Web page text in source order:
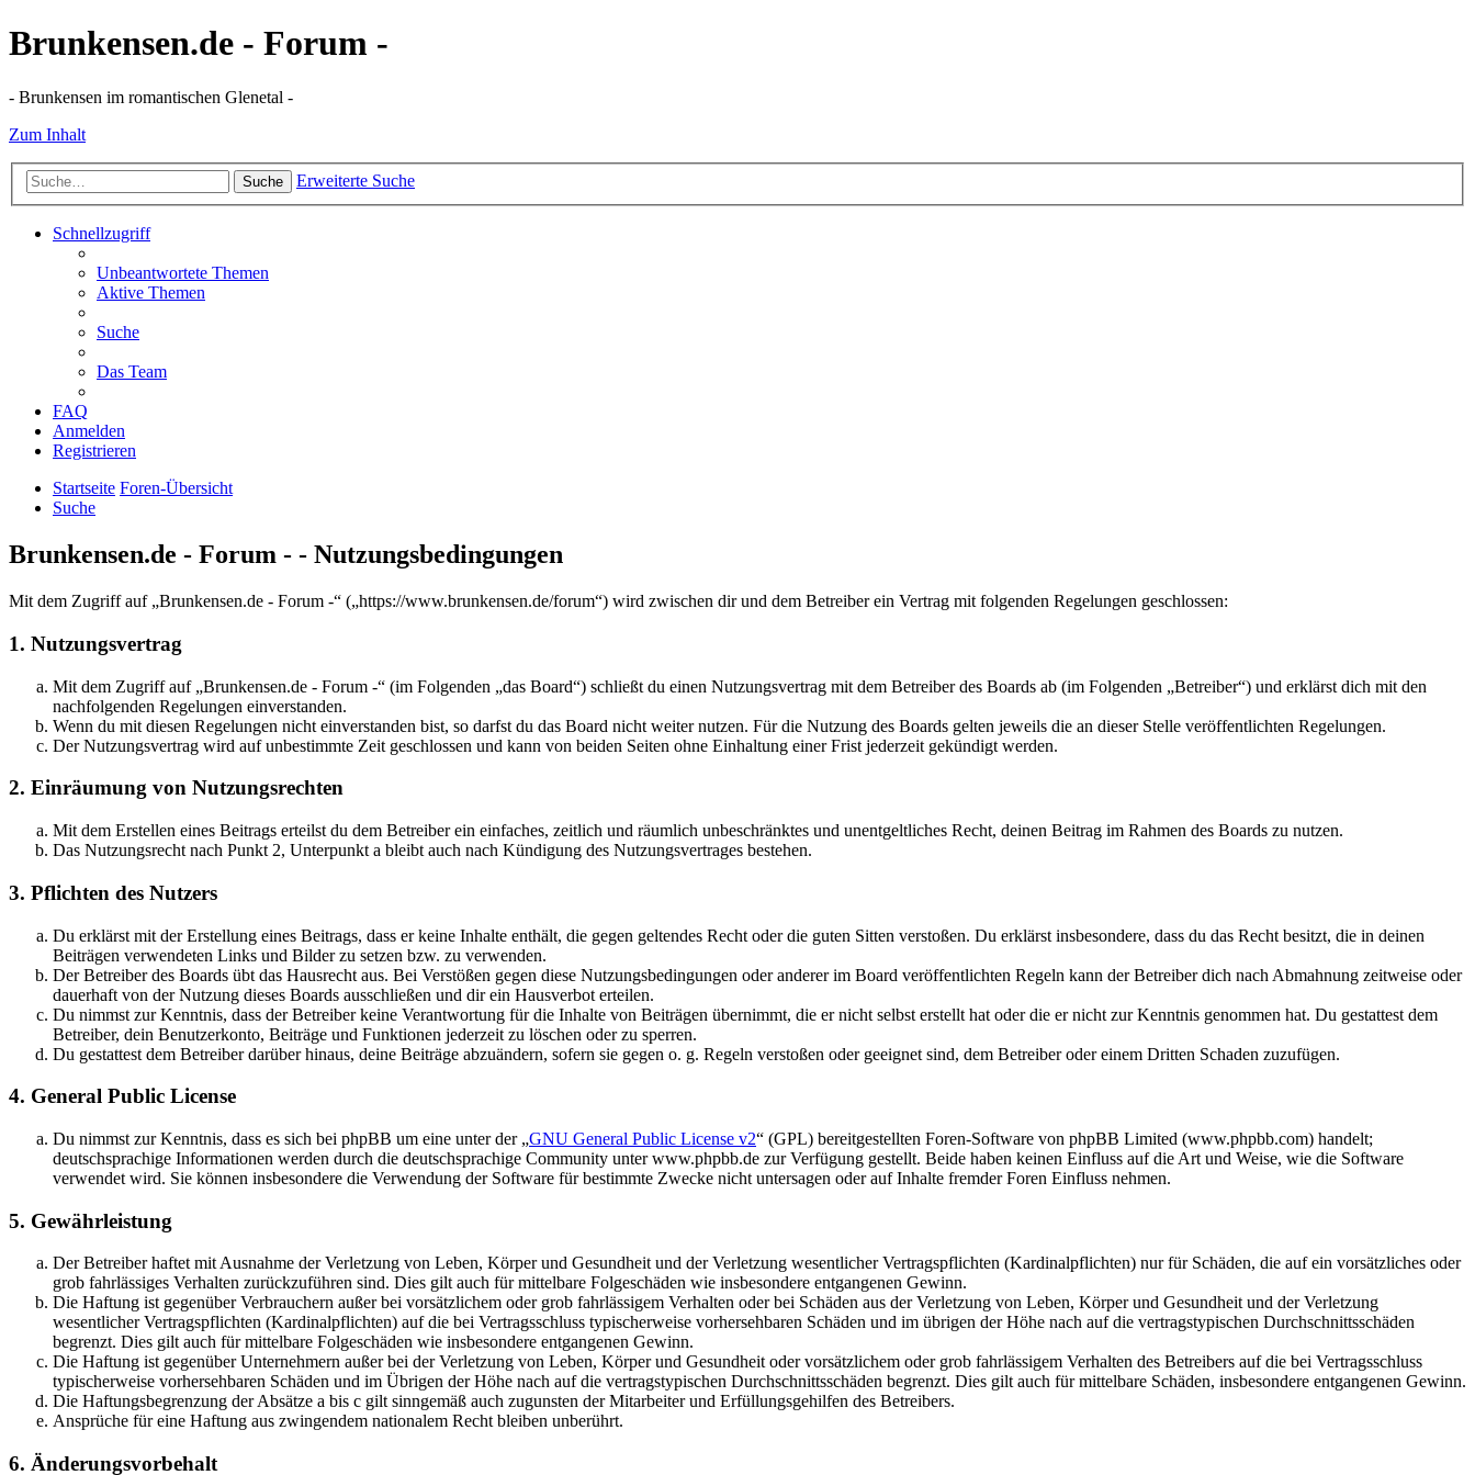
Brunkensen.de - Forum -
- Brunkensen im romantischen Glenetal -
Zum Inhalt
Suche Erweiterte Suche
Schnellzugriff
Unbeantwortete Themen
Aktive Themen
Suche
Das Team
FAQ
Anmelden
Registrieren
Startseite Foren-Übersicht
Suche
Brunkensen.de - Forum - - Nutzungsbedingungen
Mit dem Zugriff auf „Brunkensen.de - Forum -“ („https://www.brunkensen.de/forum“) wird zwischen dir und dem Betreiber ein Vertrag mit folgenden Regelungen geschlossen:
1. Nutzungsvertrag
Mit dem Zugriff auf „Brunkensen.de - Forum -“ (im Folgenden „das Board“) schließt du einen Nutzungsvertrag mit dem Betreiber des Boards ab (im Folgenden „Betreiber“) und erklärst dich mit den
nachfolgenden Regelungen einverstanden.
Wenn du mit diesen Regelungen nicht einverstanden bist, so darfst du das Board nicht weiter nutzen. Für die Nutzung des Boards gelten jeweils die an dieser Stelle veröffentlichten Regelungen.
Der Nutzungsvertrag wird auf unbestimmte Zeit geschlossen und kann von beiden Seiten ohne Einhaltung einer Frist jederzeit gekündigt werden.
2. Einräumung von Nutzungsrechten
Mit dem Erstellen eines Beitrags erteilst du dem Betreiber ein einfaches, zeitlich und räumlich unbeschränktes und unentgeltliches Recht, deinen Beitrag im Rahmen des Boards zu nutzen.
Das Nutzungsrecht nach Punkt 2, Unterpunkt a bleibt auch nach Kündigung des Nutzungsvertrages bestehen.
3. Pflichten des Nutzers
Du erklärst mit der Erstellung eines Beitrags, dass er keine Inhalte enthält, die gegen geltendes Recht oder die guten Sitten verstoßen. Du erklärst insbesondere, dass du das Recht besitzt, die in deinen
Beiträgen verwendeten Links und Bilder zu setzen bzw. zu verwenden.
Der Betreiber des Boards übt das Hausrecht aus. Bei Verstößen gegen diese Nutzungsbedingungen oder anderer im Board veröffentlichten Regeln kann der Betreiber dich nach Abmahnung zeitweise oder
dauerhaft von der Nutzung dieses Boards ausschließen und dir ein Hausverbot erteilen.
Du nimmst zur Kenntnis, dass der Betreiber keine Verantwortung für die Inhalte von Beiträgen übernimmt, die er nicht selbst erstellt hat oder die er nicht zur Kenntnis genommen hat. Du gestattest dem
Betreiber, dein Benutzerkonto, Beiträge und Funktionen jederzeit zu löschen oder zu sperren.
Du gestattest dem Betreiber darüber hinaus, deine Beiträge abzuändern, sofern sie gegen o. g. Regeln verstoßen oder geeignet sind, dem Betreiber oder einem Dritten Schaden zuzufügen.
4. General Public License
Du nimmst zur Kenntnis, dass es sich bei phpBB um eine unter der „GNU General Public License v2“ (GPL) bereitgestellten Foren-Software von phpBB Limited (www.phpbb.com) handelt;
deutschsprachige Informationen werden durch die deutschsprachige Community unter www.phpbb.de zur Verfügung gestellt. Beide haben keinen Einfluss auf die Art und Weise, wie die Software
verwendet wird. Sie können insbesondere die Verwendung der Software für bestimmte Zwecke nicht untersagen oder auf Inhalte fremder Foren Einfluss nehmen.
5. Gewährleistung
Der Betreiber haftet mit Ausnahme der Verletzung von Leben, Körper und Gesundheit und der Verletzung wesentlicher Vertragspflichten (Kardinalpflichten) nur für Schäden, die auf ein vorsätzliches oder
grob fahrlässiges Verhalten zurückzuführen sind. Dies gilt auch für mittelbare Folgeschäden wie insbesondere entgangenen Gewinn.
Die Haftung ist gegenüber Verbrauchern außer bei vorsätzlichem oder grob fahrlässigem Verhalten oder bei Schäden aus der Verletzung von Leben, Körper und Gesundheit und der Verletzung
wesentlicher Vertragspflichten (Kardinalpflichten) auf die bei Vertragsschluss typischerweise vorhersehbaren Schäden und im übrigen der Höhe nach auf die vertragstypischen Durchschnittsschäden
begrenzt. Dies gilt auch für mittelbare Folgeschäden wie insbesondere entgangenen Gewinn.
Die Haftung ist gegenüber Unternehmern außer bei der Verletzung von Leben, Körper und Gesundheit oder vorsätzlichem oder grob fahrlässigem Verhalten des Betreibers auf die bei Vertragsschluss
typischerweise vorhersehbaren Schäden und im Übrigen der Höhe nach auf die vertragstypischen Durchschnittsschäden begrenzt. Dies gilt auch für mittelbare Schäden, insbesondere entgangenen Gewinn.
Die Haftungsbegrenzung der Absätze a bis c gilt sinngemäß auch zugunsten der Mitarbeiter und Erfüllungsgehilfen des Betreibers.
Ansprüche für eine Haftung aus zwingendem nationalem Recht bleiben unberührt.
6. Änderungsvorbehalt